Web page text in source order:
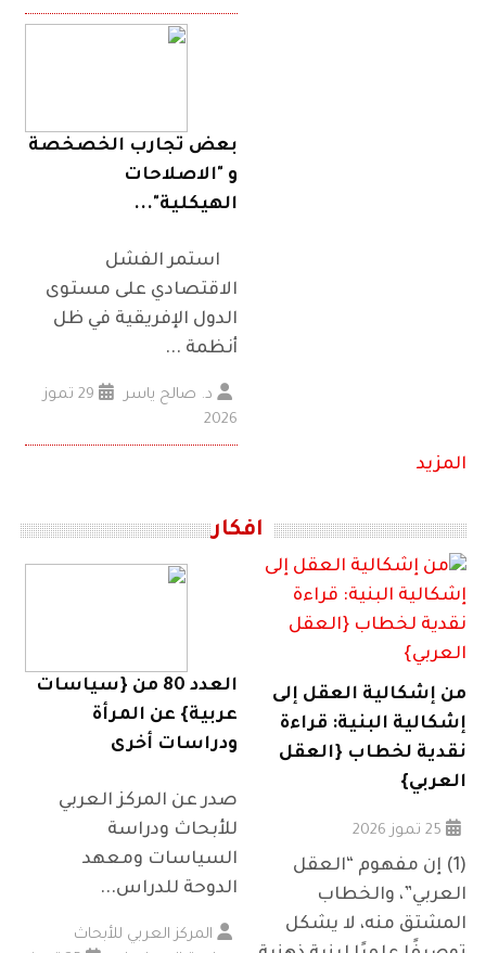
بعض تجارب الخصخصة
و "الاصلاحات
الهيكلية"...
استمر الفشل
الاقتصادي على مستوى
الدول الإفريقية في ظل
أنظمة ...
د. صالح ياسر
29 تموز
2026
المزيد
افكار
من إشكالية العقل إلى
إشكالية البنية: قراءة
نقدية لخطاب {العقل
العربي}
(1) إن مفهوم “العقل
العربي”، والخطاب
المشتق منه، لا يشكل
العدد 80 من {سياسات
عربية} عن المرأة
ودراسات أخرى
صدر عن المركز العربي
للأبحاث ودراسة
السياسات ومعهد
الدوحة للدراس...
المركز العربي للأبحاث